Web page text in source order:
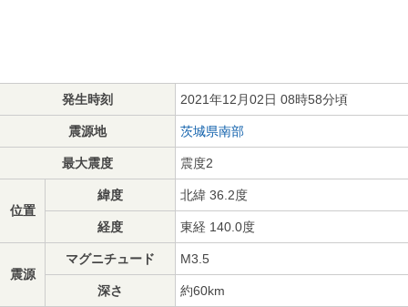
発生時刻 2021年12月02日 08時58分頃
震源地 茨城県南部
最大震度 震度2
位置
緯度 北緯 36.2度
経度 東経 140.0度
震源
マグニチュード M3.5
深さ 約60km